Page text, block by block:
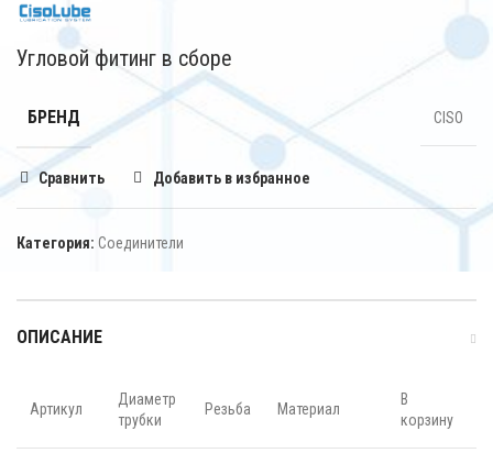
Угловой фитинг в сборе
БРЕНД CISO
Сравнить Добавить в избранное
Категория: Соединители
ОПИСАНИЕ
Артикул
Диаметр
трубки
Резьба Материал
В
корзину